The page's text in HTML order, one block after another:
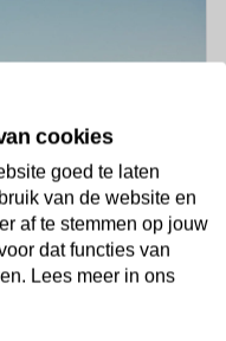
cookies
goed te laten
van de website en
af te stemmen op jouw
dat functies van
Lees meer in ons